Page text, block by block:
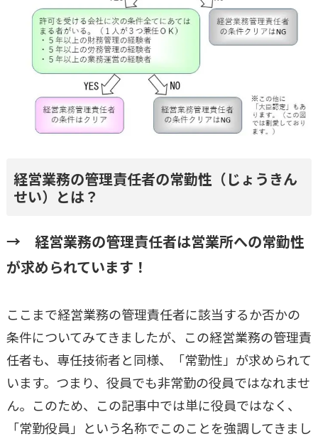
経営業務の管理責任者の常勤性（じょうきん
せい）とは？
→ 経営業務の管理責任者は営業所への常勤性
が求められています！
ここまで経営業務の管理責任者に該当するか否かの
条件についてみてきましたが、この経営業務の管理責
任者も、専任技術者と同様、「常勤性」が求められて
います。つまり、役員でも非常勤の役員ではなれませ
ん。このため、この記事中では単に役員ではなく、
「常勤役員」という名称でこのことを強調してきまし